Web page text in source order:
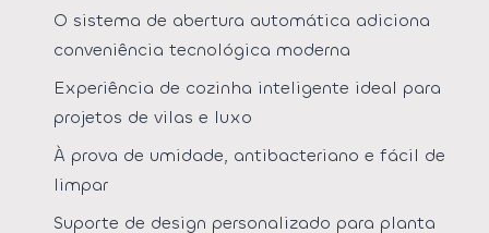
O sistema de abertura automática adiciona
conveniência tecnológica moderna
Experiência de cozinha inteligente ideal para
projetos de vilas e luxo
À prova de umidade, antibacteriano e fácil de
limpar
Suporte de design personalizado para planta